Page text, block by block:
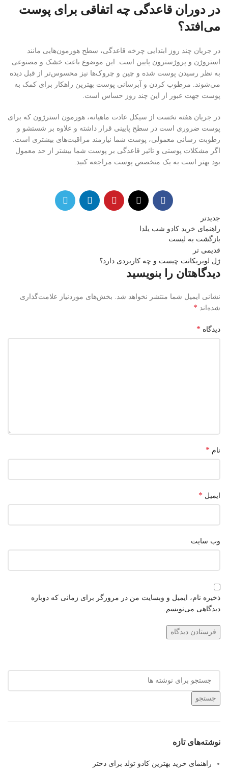
در دوران قاعدگی چه اتفاقی برای پوست
می‌افتد؟
در جریان چند روز ابتدایی چرخه قاعدگی، سطح هورمون‌هایی مانند
استروژن و پروژسترون پایین است. این موضوع باعث خشک و مصنوعی
به نظر رسیدن پوست شده و چین و چروک‌ها نیز محسوس‌تر از قبل دیده
می‌شوند. مرطوب کردن و آبرسانی پوست بهترین راهکار برای کمک به
پوست جهت عبور از این چند روز حساس است.
در جریان هفته نخست از سیکل عادت ماهیانه، هورمون استرژون که برای
پوست ضروری است در سطح پایینی قرار داشته و علاوه بر شستشو و
رطوبت رسانی معمولی، پوست شما نیازمند مراقبت‌های بیشتری است.
اگر مشکلات پوستی و تاثیر قاعدگی بر پوست شما بیشتر از حد معمول
بود بهتر است به یک متخصص پوست مراجعه کنید.
جدیدتر
راهنمای خرید کادو شب یلدا
بازگشت به لیست
قدیمی تر
ژل لوبریکانت چیست و چه کاربردی دارد؟
دیدگاهتان را بنویسید
نشانی ایمیل شما منتشر نخواهد شد. بخش‌های موردنیاز علامت‌گذاری
شده‌اند *
دیدگاه *
نام *
ایمیل *
وب‌ سایت
ذخیره نام، ایمیل و وبسایت من در مرورگر برای زمانی که دوباره
دیدگاهی می‌نویسم.
جستجو
نوشته‌های تازه
راهنمای خرید بهترین کادو تولد برای دختر